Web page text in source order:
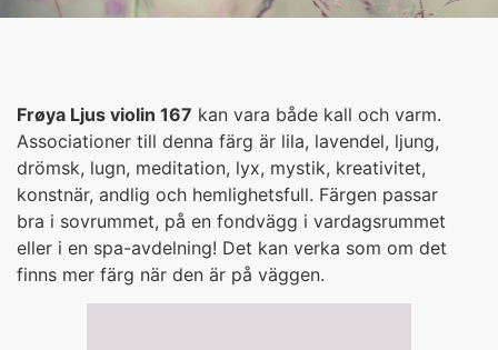
Frøya Ljus violin 167 kan vara både kall och varm.
Associationer till denna färg är lila, lavendel, ljung,
drömsk, lugn, meditation, lyx, mystik, kreativitet,
konstnär, andlig och hemlighetsfull. Färgen passar
bra i sovrummet, på en fondvägg i vardagsrummet
eller i en spa-avdelning! Det kan verka som om det
finns mer färg när den är på väggen.